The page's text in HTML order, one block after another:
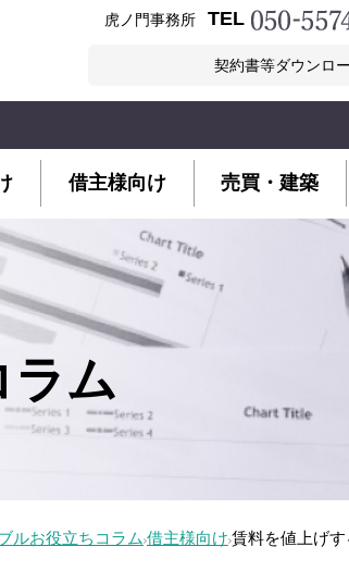
虎ノ門事務所 TEL
契約書等ダウンロ
借主様向け 売買・建築
ラム
ルお役立ちコラム 借主様向け 賃料を値上げ